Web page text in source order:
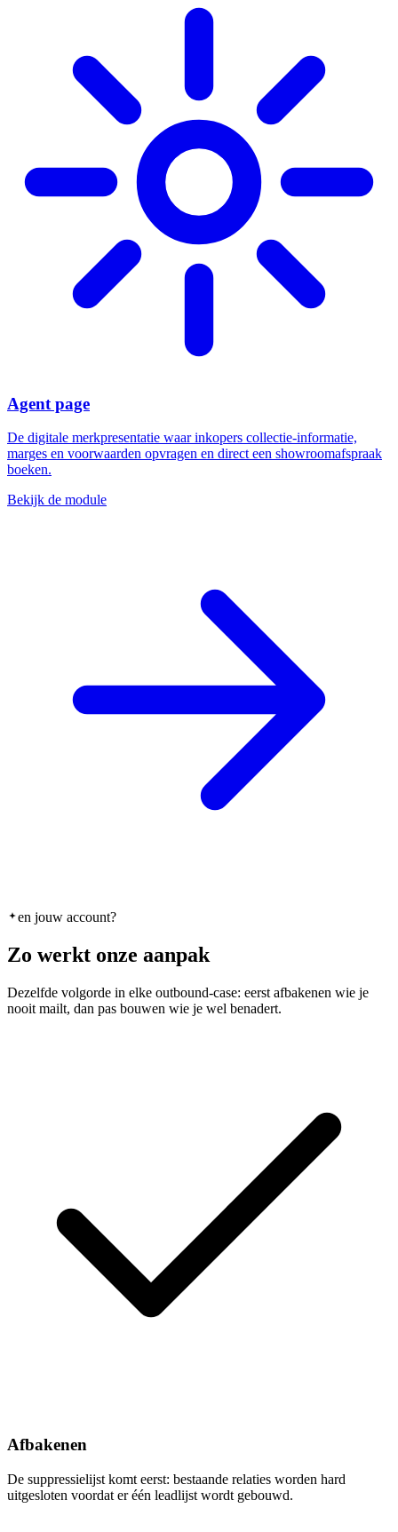
Agent page
De digitale merkpresentatie waar inkopers collectie-informatie,
marges en voorwaarden opvragen en direct een showroomafspraak
boeken.
Bekijk de module
en jouw account?
Zo werkt onze aanpak
Dezelfde volgorde in elke outbound-case: eerst afbakenen wie je
nooit mailt, dan pas bouwen wie je wel benadert.
Afbakenen
De suppressielijst komt eerst: bestaande relaties worden hard
uitgesloten voordat er één leadlijst wordt gebouwd.